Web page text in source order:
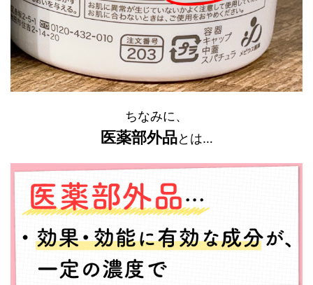
ちなみに、
医薬部外品とは…